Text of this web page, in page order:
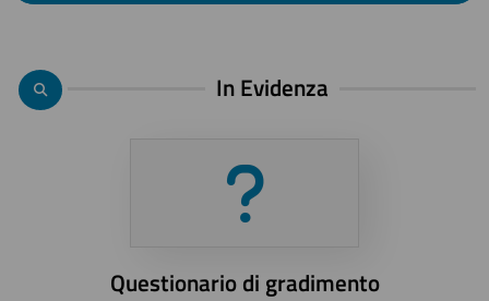
In Evidenza
Questionario di gradimento